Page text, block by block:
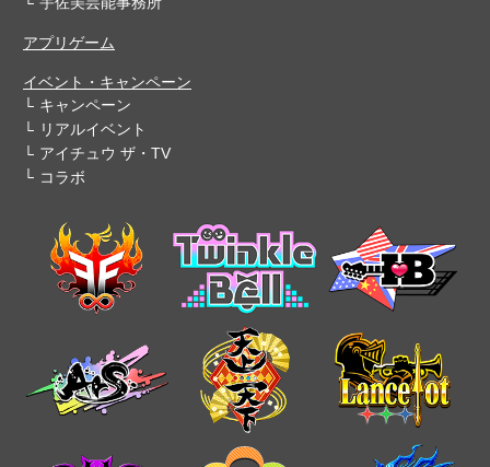
アプリゲーム
イベント・キャンペーン
キャンペーン
リアルイベント
アイチュウ ザ・TV
コラボ